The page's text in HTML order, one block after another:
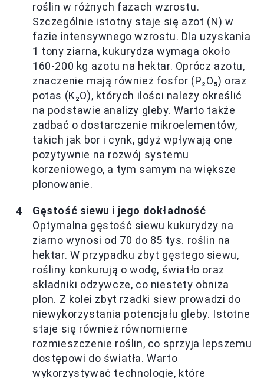
roślin w różnych fazach wzrostu.
Szczególnie istotny staje się azot (N) w
fazie intensywnego wzrostu. Dla uzyskania
1 tony ziarna, kukurydza wymaga około
160-200 kg azotu na hektar. Oprócz azotu,
znaczenie mają również fosfor (P₂O₅) oraz
potas (K₂O), których ilości należy określić
na podstawie analizy gleby. Warto także
zadbać o dostarczenie mikroelementów,
takich jak bor i cynk, gdyż wpływają one
pozytywnie na rozwój systemu
korzeniowego, a tym samym na większe
plonowanie.
Gęstość siewu i jego dokładność
Optymalna gęstość siewu kukurydzy na
ziarno wynosi od 70 do 85 tys. roślin na
hektar. W przypadku zbyt gęstego siewu,
rośliny konkurują o wodę, światło oraz
składniki odżywcze, co niestety obniża
plon. Z kolei zbyt rzadki siew prowadzi do
niewykorzystania potencjału gleby. Istotne
staje się również równomierne
rozmieszczenie roślin, co sprzyja lepszemu
dostępowi do światła. Warto
wykorzystywać technologie, które